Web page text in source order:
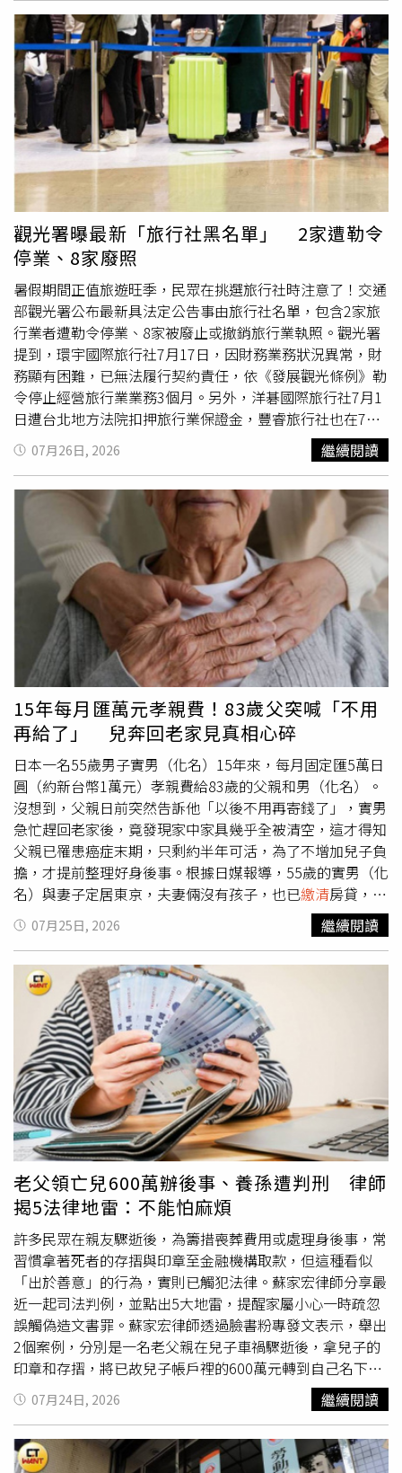
拿回自己的錢」。保單借款本質上仍是借款，會產生利息，
並可能影響保單價值、身故給付，甚至造成停效。保險業招
攬及核保理賠辦法第6條明定，保險招攬不得以誇大不實、
引人錯誤或其他不當方式為之，亦不得勸誘客戶解除或終止
契約，或以貸款、保險單借款繳交保險費。115年修正亦明
確要求，保險公司業務員不得支領因不當勸誘客戶向保險公
司申辦貸款所生報酬。因此，若保險規劃結合貸款、保單借
款或保費融資，消費者不能只看保單收益或保障金額，更應
評估借款成本、還款壓力、利率變動及流動性風險。若業務
員以「像定存」、「保證獲利」、「六年後一定領回本金」
或「貸款利息可由保單收益cover」等話術簡化商品內容，
即使文件形式齊備，仍可能構成說明義務違反或不當招攬。
三、有錄音錄影，不代表必然沒有爭議現行法制並非禁止高
齡者購買高額保單，而是要求保險公司在招攬、核保、覆審
及紀錄留存上採取更嚴格程序。依保險業招攬及核保理賠辦
法第6條，保險業銷售有解約金之保險商品予65歲以上客戶
時，原則上應經客戶同意，將銷售過程錄音或錄影，或以電
子設備留存作業軌跡，並由適當單位或主管人員覆審確認交
易適當性。修正後，保險公司如能依客戶認知或心智功能、
健康狀況、教育程度等客觀事實，建立脆弱性或欠缺辨識不
利投保權益能力之評估標準及保護措施，並報金管會備查，
即可能不再一律適用高齡錄音錄影或承保前電訪。這代表未
來爭議重點，不只是「有沒有錄音錄影」，而是保險公司如
何判斷客戶是否具脆弱性、評估標準是否合理、替代保護措
施是否足以保障投保權益。流程簡化不代表責任減輕。即使
未來部分高資產客戶或保費融資案件可適用較簡化流程，保
險公司仍須證明客戶具備相應金融商品知識、交易經驗、風
險承擔能力，並已完成適合度與資金來源檢核。因此，有錄
音錄影，不代表必然沒有爭議；沒有錄音錄影，也不當然代
表招攬違法。真正關鍵在於：紀錄是否足以還原消費者當時
是否理解商品性質、保費來源、解約金、外幣風險、貸款或
保單借款成本，並基於自由意思投保。四、為什麼不一定能
撤單全額退費金融消費者若事後想取回資金，法律上須區分
四種情況：一，契約撤銷權。個人二年期以上人身保險契
約，通常提供要保人自收到保單翌日起算一定期間內(保險
單送達的翌日起算10日內)行使契約撤銷權；若已逾期間，
不能單純以後悔為由要求撤單全額退費。二，單純解約。契
約有效成立時，消費者可依保單條款解約，但通常只能領回
當年度解約金，不一定等於已繳保費。保單不應被說成解約
即歸零，但也不能被包裝成「定存」或「保本投資」。三，
契約撤銷或無效。若投保時有詐欺、重大錯誤、欠缺行為能
力或意思能力等情形，可能主張民法上撤銷或無效，但須提
出具體證據，例如醫療紀錄、認知評估、招攬錄音、LINE
對話、商品文件及資金流向。四，金融消費損害賠償。若金
融機構違反適合度義務、說明義務、風險揭露或招攬規範，
導致消費者受損，得依法請求賠償。但仍須證明違規行為、
損害及因果關係。換言之，現在需要資金或現在不想繳了，
不必然等於金融機構違法；但若業務員曾承諾保證獲利、保
證領回本金、明知現金流不足仍勸誘貸款投保，或未說明解
約金、匯率風險與保單借款成本，法律評價就會不同。五、
投保前，金融消費者與家屬應問什麼？高齡金融消費者購買
高額、外幣、長年期或具解約金風險的保單前，至少應確
認：一、商品性質：這是壽險、年金險、投資型保單，還是
利率變動型保單？二、保費與期間：每年繳多少？總共繳幾
年？未來現金流是否足以支應？三、資金來源：保費來自閒
置資金、貸款、保單借款、解舊約，還是保費融資？四、解
約金：第一年至第六年各年度解約可領回多少？是保證金額
還是預估數字？五、保證與非保證：哪些是保證給付？哪些
只是宣告利率、試算或非保證利益？六、外幣與借款風險：
匯率、利率、保單借款、保費融資成本及最壞情境是否已充
分理解？七、程序與紀錄：是否有錄音錄影、電訪、替代保
障措施或高資產客戶簡化流程？若簡化，理由為何？八、證
據保存：商品說明書、保單利益演算表、要保文件、LINE
對話、匯款紀錄、貸款文件及電訪通知均應留存。最後，提
醒金融消費者高齡保單爭議不能只用老人被騙或有錢人反悔
二分法判斷。高齡者仍享有財產自主權，也可能有合理的保
障、退休、稅務與傳承需求；但金融機構也不能只以文件齊
全、簽名完成或錄音錄影作為免責理由。金管會最新法令反
率基準，並增訂依本法核准延（分）期繳納、逾期未繳一次
發單之徵收期間重新起算及繼承人得採多數決方式以遺產存
款繳稅之規定。（修正條文第30條）（五）刪除滯納金加徵
方式及繳納期間屆滿30日後仍未 繳清
者移送強制執行規定，
回歸依稅捐稽徵法第20條規定辦理。（修正條文第51條）
要的30年。直到前不久，歷經30年繳貸後，房貸終於全部
清償。原本以為可以無債一身輕地住到老，但隨著子女陸續
獨立，偌大的房子只剩夫妻兩人居住，生活樣貌早已不同。
每天打掃兩層樓、整理庭院、修剪樹木，甚至屋頂、外牆、
水電等維護費用，都逐漸成為沉重負擔；夫妻也開始擔心，
若再過10、20年，體力衰退後上下樓梯、外出採買及往返
醫院，都可能變成日常難題。「房貸才剛繳完，真的要賣
嗎？」這個念頭讓和夫猶豫許久。他始終認為，好不容易才
真正擁有這棟房子，如今出售實在有些可惜，因此遲遲無法
下定決心。直到夫妻委託房仲估價，事情才出現轉折。估價
結果顯示，這棟房屋市值約3480萬日圓（約新台幣695萬
元），由於貸款已全部還清，即使扣除仲介費等交易成本，
售屋後仍可實拿約3300萬日圓（約新台幣659萬元）。「沒
想到竟然可以賣到這個價格。」和夫坦言，這份估價報告，
成了夫妻決定換屋的重要關鍵。仔細比較後，夫妻最終選擇
距離車站步行約5分鐘的一間中古大樓。新家為2房格局，室
內約58平方公尺，購入價格2280萬日圓（約新台幣455萬
元），不僅設有電梯，浴室、廁所也都配置扶手，十分符合
高齡生活需求。完成購屋後，夫妻仍保留約1000萬日圓
（約新台幣200萬元）售屋差額，作為退休生活及未來修
繕、醫療等預備資金，希望讓晚年財務更加穩定。搬進新家
後，每月需負擔管理費及修繕基金共2萬8000日圓（約新台
幣5600元），每年固定資產稅約8萬日圓（約新台幣1.6萬
元）。雖然每月居住支出與過去透天住宅相差不大，但生活
便利性卻大幅提升，無論採買、搭車、就醫，都比過去方便
許多。真正讓和夫印象最深刻的，是搬家那一天。他獨自走
進早已搬空的老房子，一間房、一間房慢慢巡視。客廳、餐
廳、孩子曾經居住的房間，到處都是一家四口共同生活的回
憶。「這裡承載著我們一家人的人生，說沒有不捨是騙人
的。」他坦言，一度很想把房子一直保留下來，但最後仍說
服自己，「回憶不會因為房子賣掉而消失，真正該留下的是
家人，而不是房子本身。」入住新居後，夫妻愈來愈確信當
初沒有做錯決定。生活空間雖然縮小，但打掃更省力，出門
購物、搭車都只需步行，日常生活反而比以前更加輕鬆自
在。根據日本內閣府《高齡社會意識調查》，雖然年紀愈
大，願意搬遷住宅的人愈少，但考慮換屋的主要原因仍以
「開始擔心健康與體力」（24.8%）及「覺得目前住宅已不
適合居住」（18.9%）最多。專家指出，等到體力、判斷力
開始衰退後，再搬家往往困難許多，因此不少退休族會選擇
趁身體仍健康時，提前搬往交通便利、生活機能完善的居住
環境。回顧這次人生重大決定，和夫至今仍認為自己做對
了。他說，如果再拖到70多歲，無論體力還是心理，都未必
還有勇氣重新開始。「很多人以為退休後最大的安心，是房
貸終於繳完；但我後來才知道，真正重要的是，住的地方是
否還適合未來的自己。」
觀光署曝最新「旅行社黑名單」 2家遭勒令
停業、8家廢照
暑假期間正值旅遊旺季，民眾在挑選旅行社時注意了！交通
部觀光署公布最新具法定公告事由旅行社名單，包含2家旅
行業者遭勒令停業、8家被廢止或撤銷旅行業執照。觀光署
提到，環宇國際旅行社7月17日，因財務業務狀況異常，財
務顯有困難，已無法履行契約責任，依《發展觀光條例》勒
令停止經營旅行業業務3個月。另外，洋碁國際旅行社7月1
日遭台北地方法院扣押旅行業保證金，豐睿旅行社也在7月3
日被法務部行政執行署台中分署扣押旅行業保證金；德豐旅
行社、三富旅行社則分別在7月9日、7月16日經主管機關核
准解散。●旅行業勒令停業名單（仍勒令停業中之旅行社）
丹趣淘國際旅行社、環宇國際旅行社●115年經交通部觀光
署廢止或撤銷旅行業執照名單慶祥旅行社、草屯旅行社、跳
跳島在地日常旅行社、彩虹國際旅行社、休遊旅行社、駿宇
旅行社、聖運國際旅行社、威順旅行社●115年旅行業保證
金經扣押或執行之旅行社名單和諧旅行社、路元旅行社、華
達旅行社、洋碁國際旅行社、豐睿旅行社●115年經核准及
主管機關副知解散（註銷稅籍）旅行業名單樂皮旅行社、永
豐旅旅行社、果實旅行社、耀陽旅行社、非凡之旅旅行社、
移動國際旅行社、翔禾旅行社、東福旅行社、康泰旅運社、
正一旅行社、德豐旅行社、三富旅行社●自行申報及主管機
關副知停業、展延停業名單（仍停業中之旅行社）啟程旅行
社、米飯旅行社、安美旅行社、享玩旅行社、大來國際旅行
社、和成旅行社、百世旅行社、跨海旅行社、星辰旅行社、
日暉國際綜合旅行社、迦勒興旅行社、天齊旅行社、金元玉
旅行社、亞洲旅行社、米淇國際旅行社、菲美運通旅行社、
鉅承旅行社、華夏國際旅行社、本質生活旅行社、歐樂旅行
社、滙豐旅行社、經典旅行社、華夏大地旅行社、福安旅行
社、亞新國際旅行社、小馬國際旅行社、臺灣國際旅行社、
新力旅行社、享台灣旅行社、禾群旅行社、金航國際旅行
社、世方旅行社、優質旅行社、金昌旅行社、興隆旅行社、
駘翔旅行社、再興國際旅行社、金興旅行社、瑞麒旅行社、
百科旅行社、大宏旅行社、昇漢旅行社、台灣便利旅行社、
台塑旅行社、中證旅行社、天王遊旅行社2026年7月31日更
新，路元旅行社有限公司來函說明如下：一、本公司所涉行
政執行案件，係因勞工保險、全民健康保險等行政執行程序
所致，並非旅行業經營資格異常或無履約能力所致。二、本
公司已於民國115年7月28日依法繳清全部應繳款項，相關
行政執行原因已完全消滅。三、本公司已收到法務部行政執
行署臺中分署撤銷相關執行程序之正式公文，顯示原行政執
行事項已依法辦理完成。四、本公司目前依法正常營業，旅
行業執照持續有效，旅行業保證金制度、旅遊商品履約責任
及旅客服務均維持正常運作，旅客權益並未受到影響。
07月26日, 2026 繼續閱讀
15年每月匯萬元孝親費！83歲父突喊「不用
再給了」 兒奔回老家見真相心碎
日本一名55歲男子實男（化名）15年來，每月固定匯5萬日
圓（約新台幣1萬元）孝親費給83歲的父親和男（化名）。
沒想到，父親日前突然告訴他「以後不用再寄錢了」，實男
急忙趕回老家後，竟發現家中家具幾乎全被清空，這才得知
父親已罹患癌症末期，只剩約半年可活，為了不增加兒子負
擔，才提前整理好身後事。根據日媒報導，55歲的實男（化
名）與妻子定居東京，夫妻倆沒有孩子，也已繳清房貸，家
庭年收入約1100萬日圓（約新台幣217萬元），生活無虞，
而他唯一放心不下的，就是獨自在老家生活的83歲父親和男
（化名）。實男透露，父親過去與母親共同經營小吃店，15
年前母親過世後，父親便退休，靠每月約10萬日圓（約新台
幣2萬元）的年金維生，實男擔心父親生活拮据，15年來每
月固定匯5萬日圓（約新台幣1萬元）作為孝親費，希望減輕
父親的經濟壓力。直到最近，父親突然在電話中告訴他「從
下個月開始，你就不用再寄錢給我了」，面對實男追問原
因，父親卻始終不願多說，讓實男越想越不安，於是臨時決
定排開工作返鄉探望。沒想到，實男一回到老家，就發現屋
內母親留下的衣櫃、餐櫃、梳妝台等家具幾乎全都消失，只
剩下空蕩蕩的房子。在實男一再追問下，父親才終於坦承，
自己罹患癌症末期，醫師評估只剩約半年壽命，接下來將入
住安寧病房，因此才提前整理遺物，希望不要增加兒子的負
擔。得知真相後，實男心疼不已，且他之後還發現，這15年
來自己寄回家的孝親費，父親幾乎一毛都捨不得花，全部存
了下來，平時仍節省過日子，讓他相當自責，懊悔自己沒有
多陪陪父親。此後，實男重新安排工作，將所有週末時間都
用來返鄉陪伴父親，7個月後，父親在家人的陪伴下安詳離
世。雖然陪著父親走完人生最後一段路，但實男仍感嘆，若
能更早發現父親的病情、多花時間陪伴父親，或許遺憾就能
少一些。
07月25日, 2026 繼續閱讀
老父領亡兒600萬辦後事、養孫遭判刑 律師
揭5法律地雷：不能怕麻煩
許多民眾在親友驟逝後，為籌措喪葬費用或處理身後事，常
習慣拿著死者的存摺與印章至金融機構取款，但這種看似
「出於善意」的行為，實則已觸犯法律。蘇家宏律師分享最
近一起司法判例，並點出5大地雷，提醒家屬小心一時疏忽
誤觸偽造文書罪。蘇家宏律師透過臉書粉專發文表示，舉出
2個案例，分別是一名老父親在兒子車禍驟逝後，拿兒子的
印章和存摺，將已故兒子帳戶裡的600萬元轉到自己名下，
用來處理後事和照顧2名未成年孫子，事後把剩餘的錢都給
孫子，卻遭依行使偽造文書罪判刑5個月。另一起則是一名
孝順的媳婦，在公公過世後怕辦後事要用錢，拿公公存摺和
印章領了2萬3千元，全數用在喪葬支出，卻被大姑告上法
07月24日, 2026 繼續閱讀